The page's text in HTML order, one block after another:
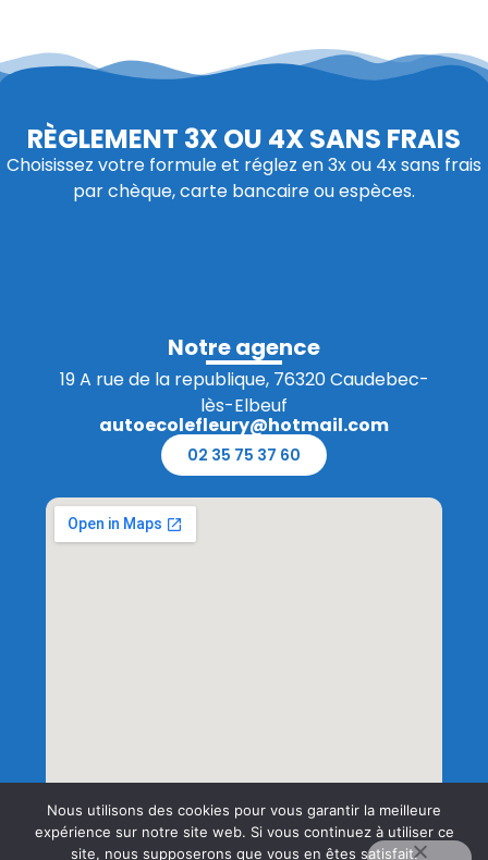
RÈGLEMENT 3X OU 4X SANS FRAIS
Choisissez votre formule et réglez en 3x ou 4x sans frais
par chèque, carte bancaire ou espèces.
Notre agence
19 A rue de la republique, 76320 Caudebec-
lès-Elbeuf
autoecolefleury@hotmail.com
02 35 75 37 60
Nous utilisons des cookies pour vous garantir la meilleure
expérience sur notre site web. Si vous continuez à utiliser ce
site, nous supposerons que vous en êtes satisfait.